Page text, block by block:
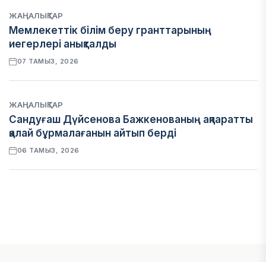
ЖАҢАЛЫҚТАР
Мемлекеттік білім беру гранттарының
иегерлері анықталды
07 ТАМЫЗ, 2026
ЖАҢАЛЫҚТАР
Сандуғаш Дүйсенова Бажкенованың ақпаратты
қалай бұрмалағанын айтып берді
06 ТАМЫЗ, 2026